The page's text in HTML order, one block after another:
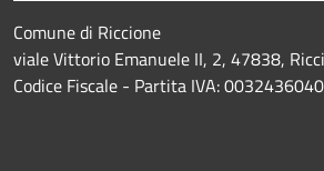
Comune di Riccione
viale Vittorio Emanuele II, 2, 47838,
Codice Fiscale - Partita IVA: